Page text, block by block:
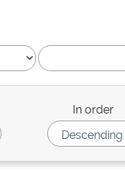
In order